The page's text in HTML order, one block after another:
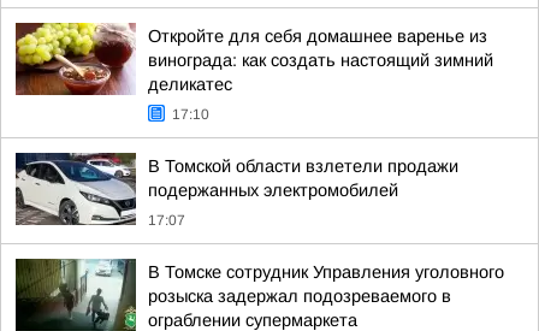
Откройте для себя домашнее варенье из
винограда: как создать настоящий зимний
деликатес
17:10
В Томской области взлетели продажи
подержанных электромобилей
17:07
В Томске сотрудник Управления уголовного
розыска задержал подозреваемого в
ограблении супермаркета